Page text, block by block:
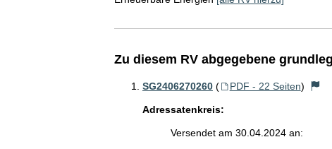
Zu diesem RV abgegebene
SG2406270260 ( PDF - 22 Seiten)
Adressatenkreis:
Versendet am 30.04.2024 an: